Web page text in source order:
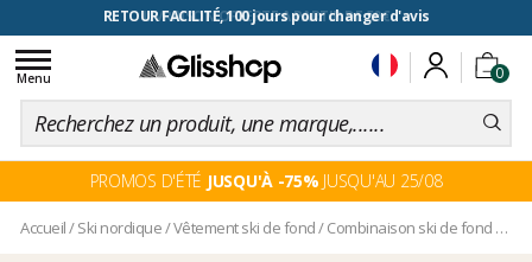
RETOUR FACILITÉ, 100 jours pour changer d'avis
0
Toggle
navigation
Menu
PROMOS D'ÉTÉ JUSQU'À -75% JUSQU'AU 25/08
Accueil/Ski nordique/Vêtement ski de fond/Combinaison ski de fond /